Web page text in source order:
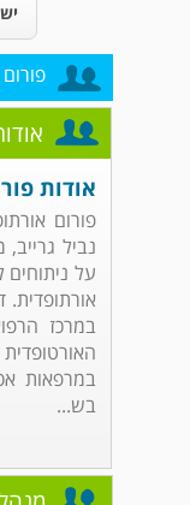
אודות
פורום
נביל
על
במרכז
במרפאות
בש...